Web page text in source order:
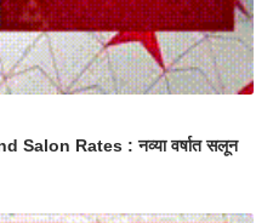
Rates : नव्या वर्षात सलून